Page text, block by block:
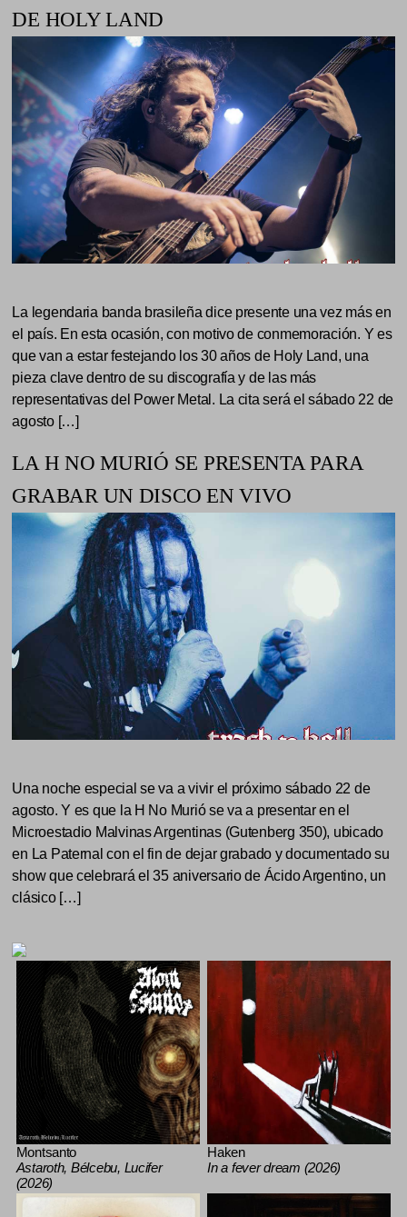
DE HOLY LAND
La legendaria banda brasileña dice presente una vez más en
el país. En esta ocasión, con motivo de conmemoración. Y es
que van a estar festejando los 30 años de Holy Land, una
pieza clave dentro de su discografía y de las más
representativas del Power Metal. La cita será el sábado 22 de
agosto […]
LA H NO MURIÓ SE PRESENTA PARA
GRABAR UN DISCO EN VIVO
Una noche especial se va a vivir el próximo sábado 22 de
agosto. Y es que la H No Murió se va a presentar en el
Microestadio Malvinas Argentinas (Gutenberg 350), ubicado
en La Paternal con el fin de dejar grabado y documentado su
show que celebrará el 35 aniversario de Ácido Argentino, un
clásico […]
Montsanto
Astaroth, Bélcebu, Lucifer
(2026)
Haken
In a fever dream (2026)